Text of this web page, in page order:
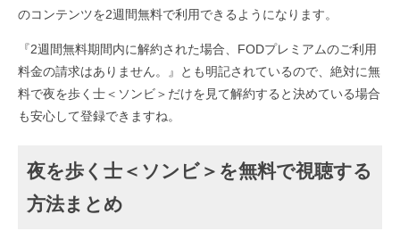
のコンテンツを2週間無料で利用できるようになります。
『2週間無料期間内に解約された場合、FODプレミアムのご利用
料金の請求はありません。』とも明記されているので、絶対に無
料で夜を歩く士＜ソンビ＞だけを見て解約すると決めている場合
も安心して登録できますね。
夜を歩く士＜ソンビ＞を無料で視聴する
方法まとめ